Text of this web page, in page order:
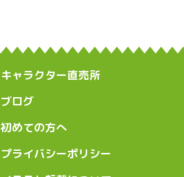
キャラクター直売所
ブログ
初めての方へ
プライバシーポリシー